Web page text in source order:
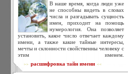
В наше время, когда люди уже
не способны видеть в словах
числа и разгадывать сущность
имен, приходит на помощь
нумерология. Она позволяет
установить, какое число отвечает каждому
имени, а также какие тайные интересы,
мечты и склонности свойственны человеку с
этим именем.
>> расшифровка тайн имени <<